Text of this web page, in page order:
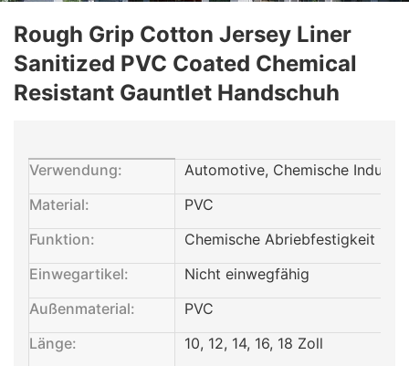
Rough Grip Cotton Jersey Liner
Sanitized PVC Coated Chemical
Resistant Gauntlet Handschuh
Verwendung:
Automotive, Chemische
Material:
PVC
Funktion:
Chemische Abriebfestigkeit
Einwegartikel:
Nicht einwegfähig
Außenmaterial:
PVC
Länge:
10, 12, 14, 16, 18 Zoll